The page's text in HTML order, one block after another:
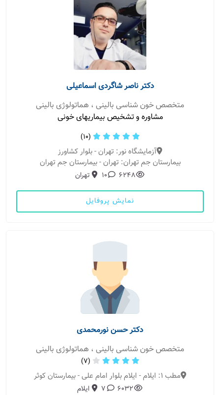
دکتر ناصر شاگردی اسماعیلی
متخصص خون شناسی بالینی ، هماتولوژی بالینی
مشاوره و تشخیص بیماریهای خونی
(10)
آزمایشگاه نور: تهران - بلوار کشاورز
بیمارستان جم تهران: تهران - بیمارستان جم تهران
6248
10 تهران
نمایش پروفایل
دکتر حسن نورمحمدی
متخصص خون شناسی بالینی ، هماتولوژی بالینی
(7)
مطب 1: ایلام - ایلام بلوار امام علی - بیمارستان کوثر
6032
7 ایلام